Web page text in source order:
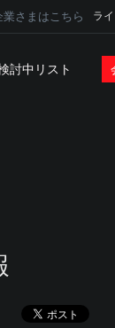
業さまはこちら ラ
討中リスト